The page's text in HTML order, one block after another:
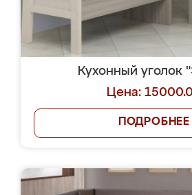
Кухонный уголок
Цена:
ПОДРОБНЕЕ